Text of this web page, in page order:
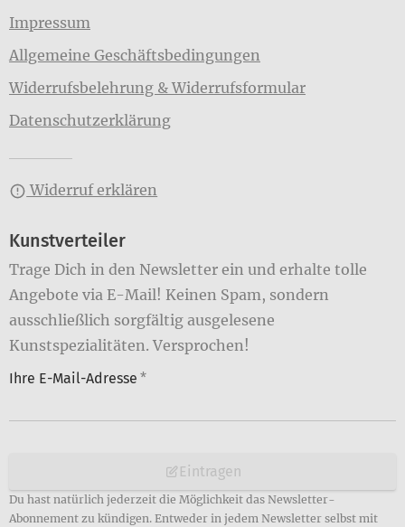
Impressum
Allgemeine Geschäftsbedingungen
Widerrufsbelehrung & Widerrufsformular
Datenschutzerklärung
Widerruf erklären
Kunstverteiler
Trage Dich in den Newsletter ein und erhalte tolle
Angebote via E-Mail! Keinen Spam, sondern
ausschließlich sorgfältig ausgelesene
Kunstspezialitäten. Versprochen!
Ihre E-Mail-Adresse *
Eintragen
Du hast natürlich jederzeit die Möglichkeit das Newsletter-
Abonnement zu kündigen. Entweder in jedem Newsletter selbst mit